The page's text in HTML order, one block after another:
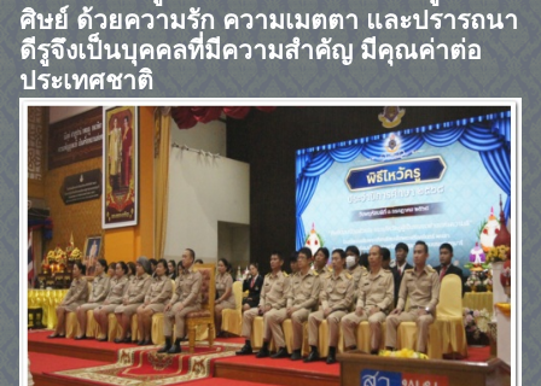
ศิษย์ ด้วยความรัก ความเมตตา และปรารถนา
ดีรูจึงเป็นบุคคลที่มีความสำคัญ มีคุณค่าต่อ
ประเทศชาติ